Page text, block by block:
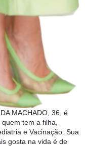
MACHADO, 36, é
tem a filha,
e Vacinação. Sua
gosta na vida é de